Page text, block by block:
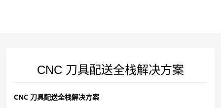
CNC 刀具配送全栈解决方案
CNC 刀具配送全栈解决方案